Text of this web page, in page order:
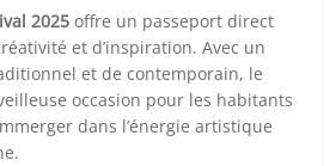
2025 offre un passeport direct
et d’inspiration. Avec un
et de contemporain, le
occasion pour les habitants
dans l’énergie artistique